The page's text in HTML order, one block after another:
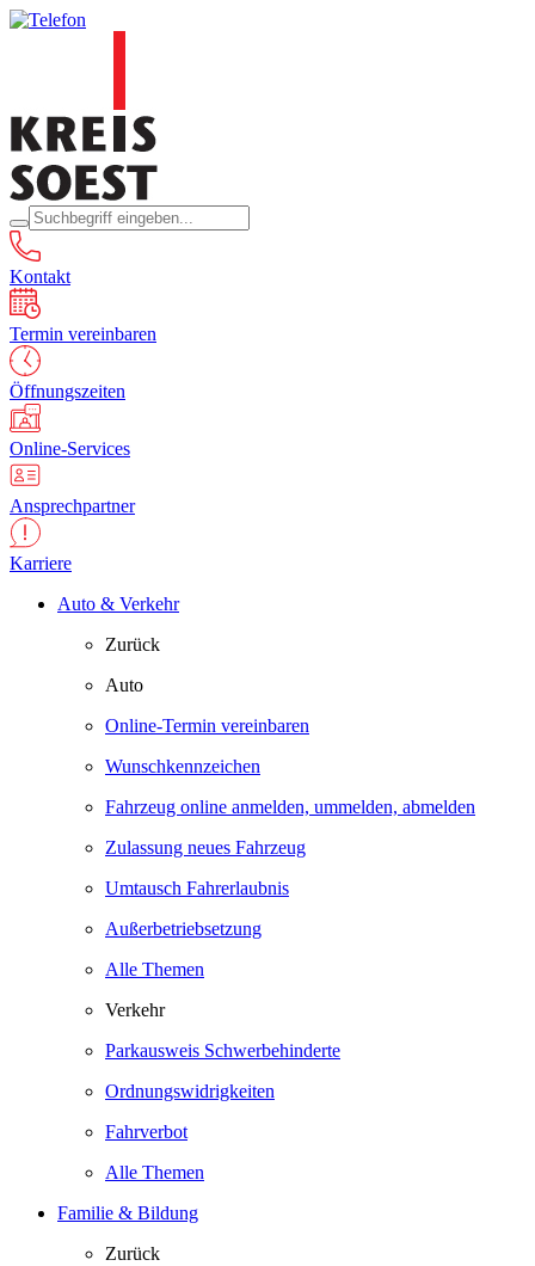
Kontakt
Termin vereinbaren
Öffnungszeiten
Online-Services
Ansprechpartner
Karriere
Auto & Verkehr
Zurück
Auto
Online-Termin vereinbaren
Wunschkennzeichen
Fahrzeug online anmelden, ummelden, abmelden
Zulassung neues Fahrzeug
Umtausch Fahrerlaubnis
Außerbetriebsetzung
Alle Themen
Verkehr
Parkausweis Schwerbehinderte
Ordnungswidrigkeiten
Fahrverbot
Alle Themen
Familie & Bildung
Zurück